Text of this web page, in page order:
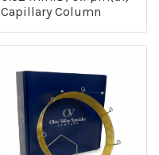
Capillary Column